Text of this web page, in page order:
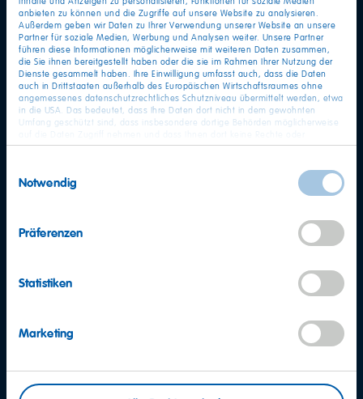
anbieten zu können und die Zugriffe auf unsere Website zu analysieren.
Außerdem geben wir Daten zu Ihrer Verwendung unserer Website an unsere
Partner für soziale Medien, Werbung und Analysen weiter. Unsere Partner
führen diese Informationen möglicherweise mit weiteren Daten zusammen,
die Sie ihnen bereitgestellt haben oder die sie im Rahmen Ihrer Nutzung der
Dienste gesammelt haben. Ihre Einwilligung umfasst auch, dass die Daten
auch in Drittstaaten außerhalb des Europäischen Wirtschaftsraumes ohne
angemessenes datenschutzrechtliches Schutzniveau übermittelt werden, etwa
in die USA. Das bedeutet, dass Ihre Daten dort nicht in dem gewohnten
Umfang geschützt sind, dass insbesondere dortige Behörden möglicherweise
Rechtsbehelfe zur Verfügung stehen. Sie haben das Rechts, Ihre Einwilligung
finden Sie detaillierten Informationen zur Verarbeitung
Ihrer Daten und zum Widerruf Ihrer Einwilligung. Unser Impressum finden Sie
Notwendig
Präferenzen
Statistiken
Marketing
Weitere Fragen?